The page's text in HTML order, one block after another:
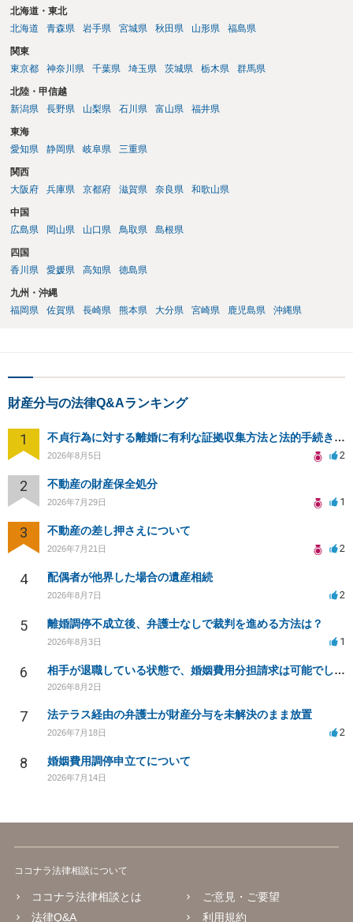
北海道・東北
北海道
青森県 岩手県 宮城県 秋田県 山形県 福島県
関東
東京都
神奈川県 千葉県 埼玉県 茨城県 栃木県 群馬県
北陸・甲信越
新潟県
長野県 山梨県 石川県 富山県 福井県
東海
愛知県
静岡県 岐阜県 三重県
関西
大阪府
兵庫県 京都府 滋賀県 奈良県 和歌山県
中国
広島県
岡山県 山口県 鳥取県 島根県
四国
香川県
愛媛県 高知県 徳島県
九州・沖縄
福岡県
佐賀県 長崎県 熊本県 大分県 宮崎県 鹿児島県 沖縄県
財産分与の法律Q&Aランキング
1 不貞行為に対する離婚に有利な証拠収集方法と法的手続きについて
2026年8月5日 2
2 不動産の財産保全処分
2026年7月29日 1
3 不動産の差し押さえについて
2026年7月21日 2
4 配偶者が他界した場合の遺産相続
2026年8月7日 2
5 離婚調停不成立後、弁護士なしで裁判を進める方法は？
2026年8月3日 1
6 相手が退職している状態で、婚姻費用分担請求は可能でしょうか？
2026年8月2日
7 法テラス経由の弁護士が財産分与を未解決のまま放置
2026年7月18日 2
8 婚姻費用調停申立てについて
2026年7月14日
ココナラ法律相談について
ココナラ法律相談とは
法律Q&A
ご意見・ご要望
利用規約